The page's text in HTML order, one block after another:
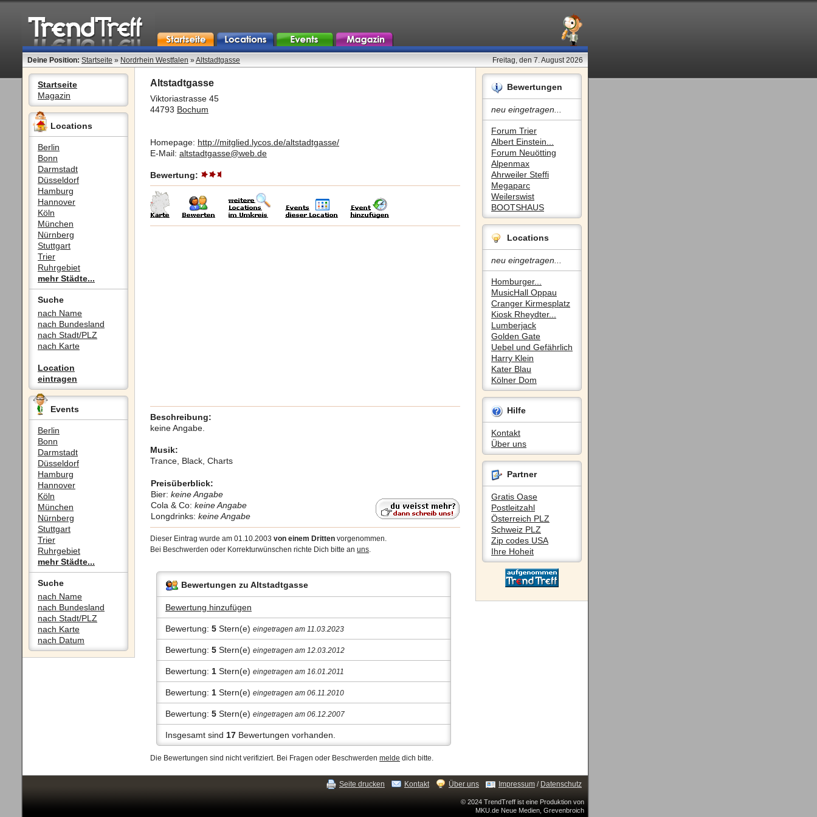
Deine Position: Startseite » Nordrhein Westfalen »Altstadtgasse Freitag, den 7. August 2026
Startseite
Magazin
Locations
Berlin
Bonn
Darmstadt
Düsseldorf
Hamburg
Hannover
Köln
München
Nürnberg
Stuttgart
Trier
Ruhrgebiet
mehr Städte...
Suche
nach Name
nach Bundesland
nach Stadt/PLZ
nach Karte
Location
eintragen
Events
Berlin
Bonn
Darmstadt
Düsseldorf
Hamburg
Hannover
Köln
München
Nürnberg
Stuttgart
Trier
Ruhrgebiet
mehr Städte...
Suche
nach Name
nach Bundesland
nach Stadt/PLZ
nach Karte
nach Datum
Bewertungen
neu eingetragen...
Forum Trier
Albert Einstein...
Forum Neuötting
Alpenmax
Ahrweiler Steffi
Megaparc
Weilerswist
BOOTSHAUS
Locations
neu eingetragen...
Homburger...
MusicHall Oppau
Cranger Kirmesplatz
Kiosk Rheydter...
Lumberjack
Golden Gate
Uebel und Gefährlich
Harry Klein
Kater Blau
Kölner Dom
Hilfe
Kontakt
Über uns
Partner
Gratis Oase
Postleitzahl
Österreich PLZ
Schweiz PLZ
Zip codes USA
Ihre Hoheit
Altstadtgasse
Viktoriastrasse 45
44793 Bochum
Homepage: http://mitglied.lycos.de/altstadtgasse/
E-Mail: altstadtgasse@web.de
Bewertung:
Beschreibung:
keine Angabe.
Musik:
Trance, Black, Charts
Preisüberblick:
Bier: keine Angabe
Cola & Co: keine Angabe
Longdrinks: keine Angabe
Dieser Eintrag wurde am 01.10.2003 von einem Dritten vorgenommen.
Bei Beschwerden oder Korrekturwünschen richte Dich bitte an uns.
Bewertungen zu Altstadtgasse
Bewertung hinzufügen
Bewertung: 5 Stern(e) eingetragen am 11.03.2023
Bewertung: 5 Stern(e) eingetragen am 12.03.2012
Bewertung: 1 Stern(e) eingetragen am 16.01.2011
Bewertung: 1 Stern(e) eingetragen am 06.11.2010
Bewertung: 5 Stern(e) eingetragen am 06.12.2007
Insgesamt sind 17 Bewertungen vorhanden.
Die Bewertungen sind nicht verifiziert. Bei Fragen oder Beschwerden melde dich bitte.
Seite drucken Kontakt Über uns Impressum / Datenschutz
© 2024 TrendTreff ist eine Produktion von
MKU.de Neue Medien, Grevenbroich